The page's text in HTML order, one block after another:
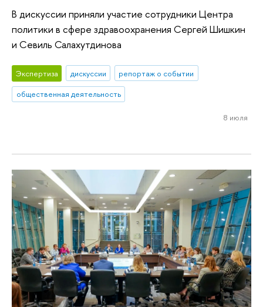
В дискуссии приняли участие сотрудники Центра
политики в сфере здравоохранения Сергей Шишкин
и Севиль Салахутдинова
Экспертиза дискуссии
репортаж о событии
общественная деятельность
8 июля